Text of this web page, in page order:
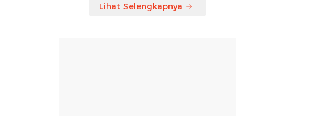
Lihat Selengkapnya